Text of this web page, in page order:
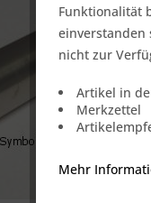
Funktionalität
einverstanden
nicht zur
Artikel in
Merkzettel
Mehr